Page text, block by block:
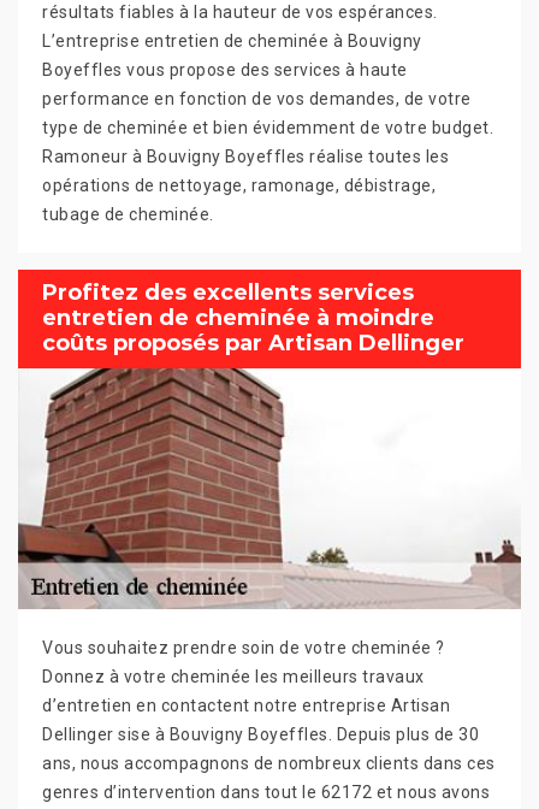
résultats fiables à la hauteur de vos espérances.
L’entreprise entretien de cheminée à Bouvigny
Boyeffles vous propose des services à haute
performance en fonction de vos demandes, de votre
type de cheminée et bien évidemment de votre budget.
Ramoneur à Bouvigny Boyeffles réalise toutes les
opérations de nettoyage, ramonage, débistrage,
tubage de cheminée.
Profitez des excellents services
entretien de cheminée à moindre
coûts proposés par Artisan Dellinger
Vous souhaitez prendre soin de votre cheminée ?
Donnez à votre cheminée les meilleurs travaux
d’entretien en contactent notre entreprise Artisan
Dellinger sise à Bouvigny Boyeffles. Depuis plus de 30
ans, nous accompagnons de nombreux clients dans ces
genres d’intervention dans tout le 62172 et nous avons